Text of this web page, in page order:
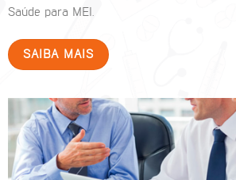
Saúde para MEI.
SAIBA MAIS